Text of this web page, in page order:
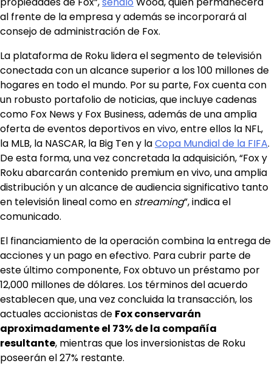
al frente de la empresa y además se incorporará al
consejo de administración de Fox.
La plataforma de Roku lidera el segmento de televisión
conectada con un alcance superior a los 100 millones de
hogares en todo el mundo. Por su parte, Fox cuenta con
un robusto portafolio de noticias, que incluye cadenas
como Fox News y Fox Business, además de una amplia
oferta de eventos deportivos en vivo, entre ellos la NFL,
la MLB, la NASCAR, la Big Ten y laCopa Mundial de la FIFA.
De esta forma, una vez concretada la adquisición, “Fox y
Roku abarcarán contenido premium en vivo, una amplia
distribución y un alcance de audiencia significativo tanto
en televisión lineal como en streaming”, indica el
comunicado.
El financiamiento de la operación combina la entrega de
acciones y un pago en efectivo. Para cubrir parte de
este último componente, Fox obtuvo un préstamo por
12,000 millones de dólares. Los términos del acuerdo
establecen que, una vez concluida la transacción, los
actuales accionistas de Fox conservarán
aproximadamente el 73% de la compañía
resultante, mientras que los inversionistas de Roku
poseerán el 27% restante.